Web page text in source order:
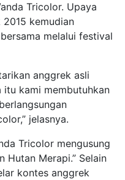
Tricolor. Upaya
kemudian
melalui festival
anggrek asli
itu kami membutuhkan
jelasnya.
Tricolor mengusung
Hutan Merapi.” Selain
kontes anggrek